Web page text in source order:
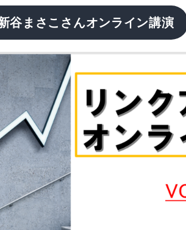
谷まさこさんオンライン講演